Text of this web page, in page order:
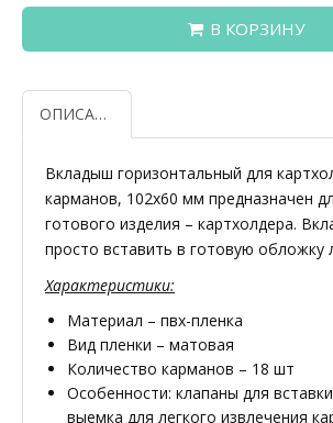
В КОРЗИНУ
ОПИСАНИЕ
Вкладыш горизонтальный для
карманов, 102х60 мм предназначен
готового изделия – картхолдера.
просто вставить в готовую обложку
Характеристики:
Материал – пвх-пленка
Вид пленки – матовая
Количество карманов – 18 шт
Особенности: клапаны для
выемка для легкого извлечения